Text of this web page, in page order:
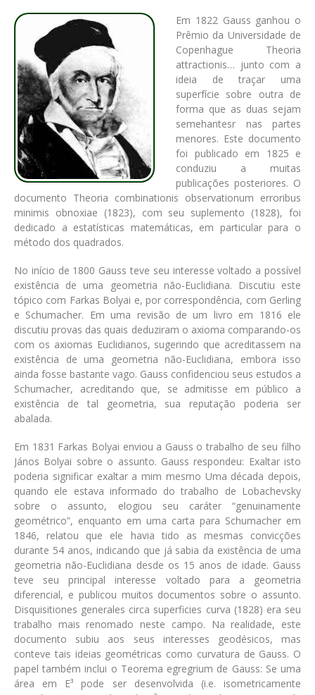
Em 1822 Gauss ganhou o
Prêmio da Universidade de
Copenhague Theoria
attractionis… junto com a
ideia de traçar uma
superfície sobre outra de
forma que as duas sejam
semehantesr nas partes
menores. Este documento
foi publicado em 1825 e
conduziu a muitas
publicações posteriores. O
documento Theoria combinationis observationum erroribus
minimis obnoxiae (1823), com seu suplemento (1828), foi
dedicado a estatísticas matemáticas, em particular para o
método dos quadrados.
No início de 1800 Gauss teve seu interesse voltado a possível
existência de uma geometria não-Euclidiana. Discutiu este
tópico com Farkas Bolyai e, por correspondência, com Gerling
e Schumacher. Em uma revisão de um livro em 1816 ele
discutiu provas das quais deduziram o axioma comparando-os
com os axiomas Euclidianos, sugerindo que acreditassem na
existência de uma geometria não-Euclidiana, embora isso
ainda fosse bastante vago. Gauss confidenciou seus estudos a
Schumacher, acreditando que, se admitisse em público a
existência de tal geometria, sua reputação poderia ser
abalada.
Em 1831 Farkas Bolyai enviou a Gauss o trabalho de seu filho
János Bolyai sobre o assunto. Gauss respondeu: Exaltar isto
poderia significar exaltar a mim mesmo Uma década depois,
quando ele estava informado do trabalho de Lobachevsky
sobre o assunto, elogiou seu caráter “genuinamente
geométrico”, enquanto em uma carta para Schumacher em
1846, relatou que ele havia tido as mesmas convicções
durante 54 anos, indicando que já sabia da existência de uma
geometria não-Euclidiana desde os 15 anos de idade. Gauss
teve seu principal interesse voltado para a geometria
diferencial, e publicou muitos documentos sobre o assunto.
Disquisitiones generales circa superficies curva (1828) era seu
trabalho mais renomado neste campo. Na realidade, este
documento subiu aos seus interesses geodésicos, mas
conteve tais ideias geométricas como curvatura de Gauss. O
papel também inclui o Teorema egregrium de Gauss: Se uma
área em E³ pode ser desenvolvida (i.e. isometricamente